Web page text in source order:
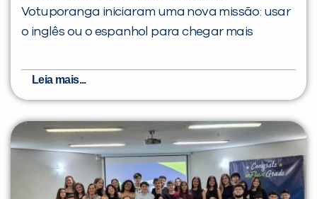
Votuporanga iniciaram uma nova missão: usar
o inglês ou o espanhol para chegar mais
Leia mais...